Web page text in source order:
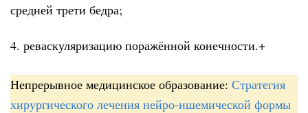
средней трети бедра;
4. реваскуляризацию поражённой конечности.+
Непрерывное медицинское образование: Стратегия
хирургического лечения нейро-ишемической формы